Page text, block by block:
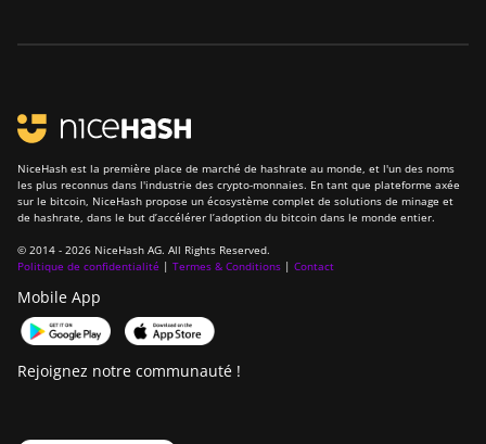
NiceHash est la première place de marché de hashrate au monde, et l'un des noms
les plus reconnus dans l'industrie des crypto-monnaies. En tant que plateforme axée
sur le bitcoin, NiceHash propose un écosystème complet de solutions de minage et
de hashrate, dans le but d’accélérer l’adoption du bitcoin dans le monde entier.
© 2014 - 2026 NiceHash AG. All Rights Reserved.
Politique de confidentialité | Termes & Conditions | Contact
Mobile App
Rejoignez notre communauté !